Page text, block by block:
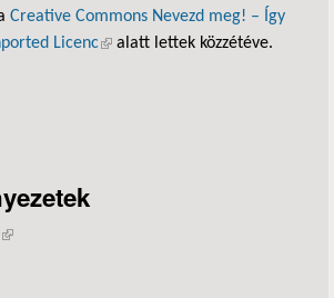
Creative Commons Nevezd meg! – Így
Licenc(külső hivatkozás)
alatt lettek közzétéve.
(külső hivatkozás)
hivatkozás)